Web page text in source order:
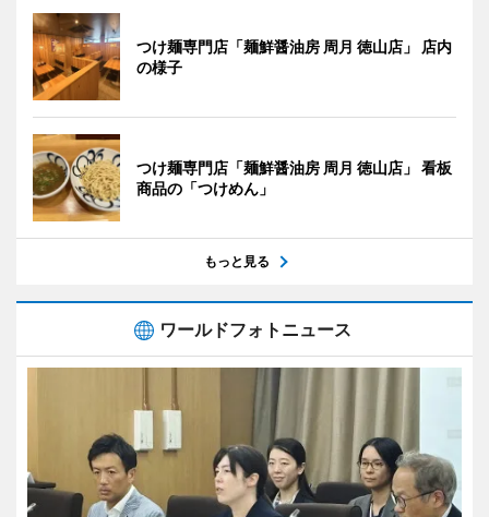
つけ麺専門店「麺鮮醤油房 周月 徳山店」 店内
の様子
つけ麺専門店「麺鮮醤油房 周月 徳山店」 看板
商品の「つけめん」
もっと見る
ワールドフォトニュース